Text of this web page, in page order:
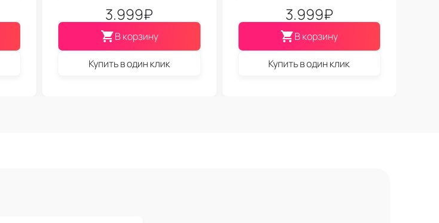
3.999₽
В корзину
Купить в один клик
3.999₽
В корзину
Купить в один клик